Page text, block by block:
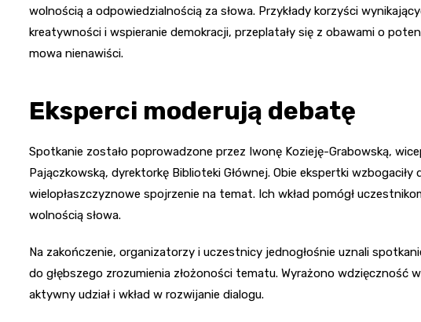
wolnością a odpowiedzialnością za słowa. Przykłady korzyści
kreatywności i wspieranie demokracji, przeplatały się z obawami o
mowa nienawiści.
Eksperci moderują debatę
Spotkanie zostało poprowadzone przez Iwonę Kozieję-Grabowską,
Pajączkowską, dyrektorkę Biblioteki Głównej. Obie ekspertki
wielopłaszczyznowe spojrzenie na temat. Ich wkład pomógł
wolnością słowa.
Na zakończenie, organizatorzy i uczestnicy jednogłośnie uznali
do głębszego zrozumienia złożoności tematu. Wyrażono wdzięczność
aktywny udział i wkład w rozwijanie dialogu.